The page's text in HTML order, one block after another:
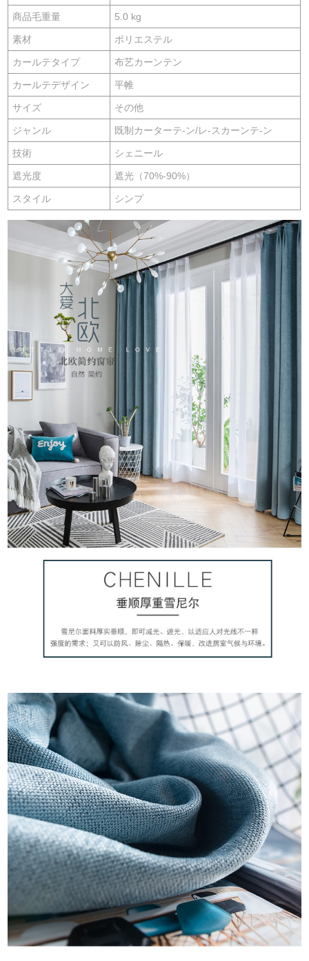
商品毛重量 5.0 kg
素材 ポリエステル
カールテタイプ 布艺カーンテン
カールテデザイン 平帷
サイズ その他
ジャンル 既制カーターテ-ン/レ-スカーンテ-ン
技術 シェニール
遮光度 遮光（70%-90%）
スタイル シンプ